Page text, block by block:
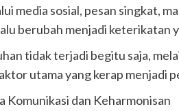
media sosial, pesan singkat,
berubah menjadi keterikatan
tidak terjadi begitu saja,
utama yang kerap menjadi
Komunikasi dan Keharmonisan